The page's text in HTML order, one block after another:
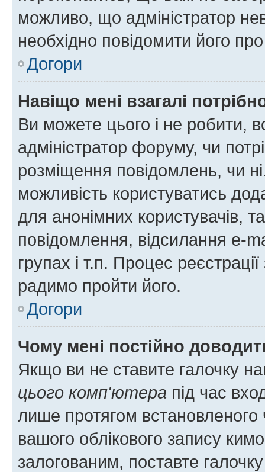
можливо, що адміністратор
необхідно повідомити його
Догори
Навіщо мені взагалі
Ви можете цього і не робити,
адміністратор форуму, чи
розміщення повідомлень, чи
можливість користуватись
для анонімних користувачів,
повідомлення, відсилання e-
групах і т.п. Процес
радимо пройти його.
Догори
Чому мені постійно
Якщо ви не ставите галочку
цього комп'ютера під час
лише протягом встановленого
вашого облікового запису
залогованим, поставте